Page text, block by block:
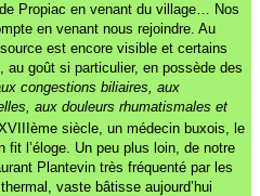
Propiac en venant du village… Nos
en venant nous rejoindre. Au
est encore visible et certains
au goût si particulier, en possède des
congestions biliaires, aux
aux douleurs rhumatismales et
siècle, un médecin buxois, le
fit l’éloge. Un peu plus loin, de notre
Plantevin très fréquenté par les
vaste bâtisse aujourd’hui